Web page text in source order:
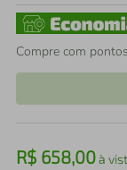
Compre com
R$ 658,00à